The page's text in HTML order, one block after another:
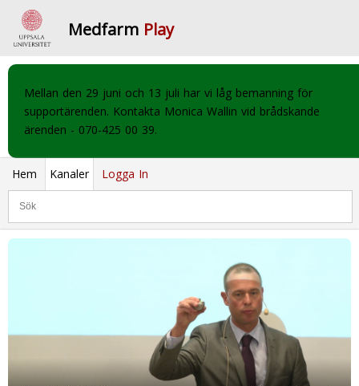
Medfarm Play
Mellan den 29 juni och 13 juli har vi låg bemanning för
supportärenden. Kontakta Monica Wallin vid brådskande
ärenden - 070-425 00 39.
Hem Kanaler Logga In